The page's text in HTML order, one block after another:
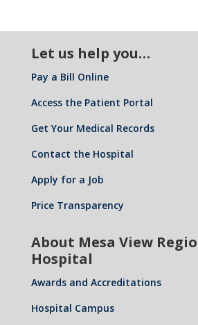
Let us help you…
Pay a Bill Online
Access the Patient Portal
Get Your Medical Records
Contact the Hospital
Apply for a Job
Price Transparency
About Mesa View
Hospital
Awards and Accreditations
Hospital Campus